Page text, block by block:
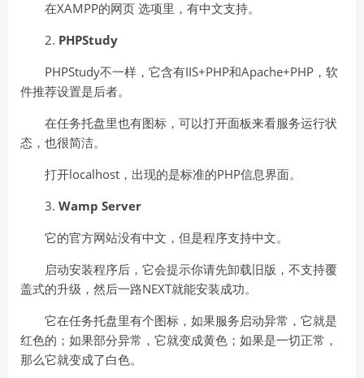
在XAMPP的网页 选项里，有中文支持。
2. PHPStudy
PHPStudy不一样，它含有IIS+PHP和Apache+PHP，软
件推荐设置是后者。
在任务托盘里也有图标，可以打开面板来看服务运行状
态，也很简洁。
打开localhost，出现的是标准的PHP信息界面。
3. Wamp Server
它的官方网站没有中文，但是程序支持中文。
启动安装程序后，它会提示你请先卸载旧版，不支持覆
盖式的升级，然后一路NEXT就能安装成功。
它在任务托盘里有个图标，如果服务启动异常，它就是
红色的；如果部分异常，它就变成黄色；如果是一切正常，
那么它就变成了白色。